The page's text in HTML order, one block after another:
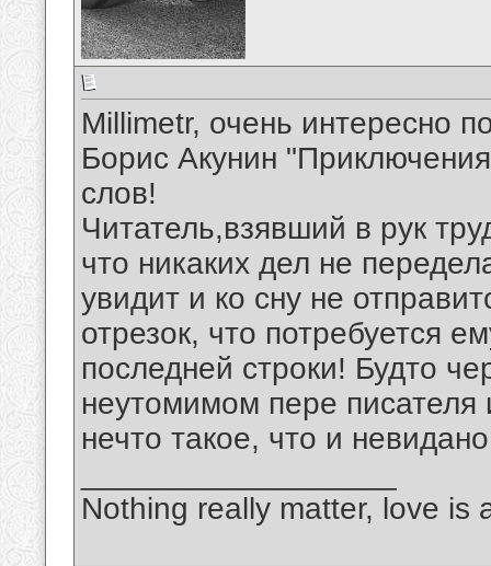
Millimetr, очень интересно
Борис Акунин
слов!
Читатель,взявший в рук
что никаких дел не
увидит и ко сну не
отрезок, что потребуется
последней строки! Будто
неутомимом пере писателя
нечто такое, что и
Nothing really matter, love is